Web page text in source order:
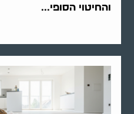
והחיטוי הסופי...